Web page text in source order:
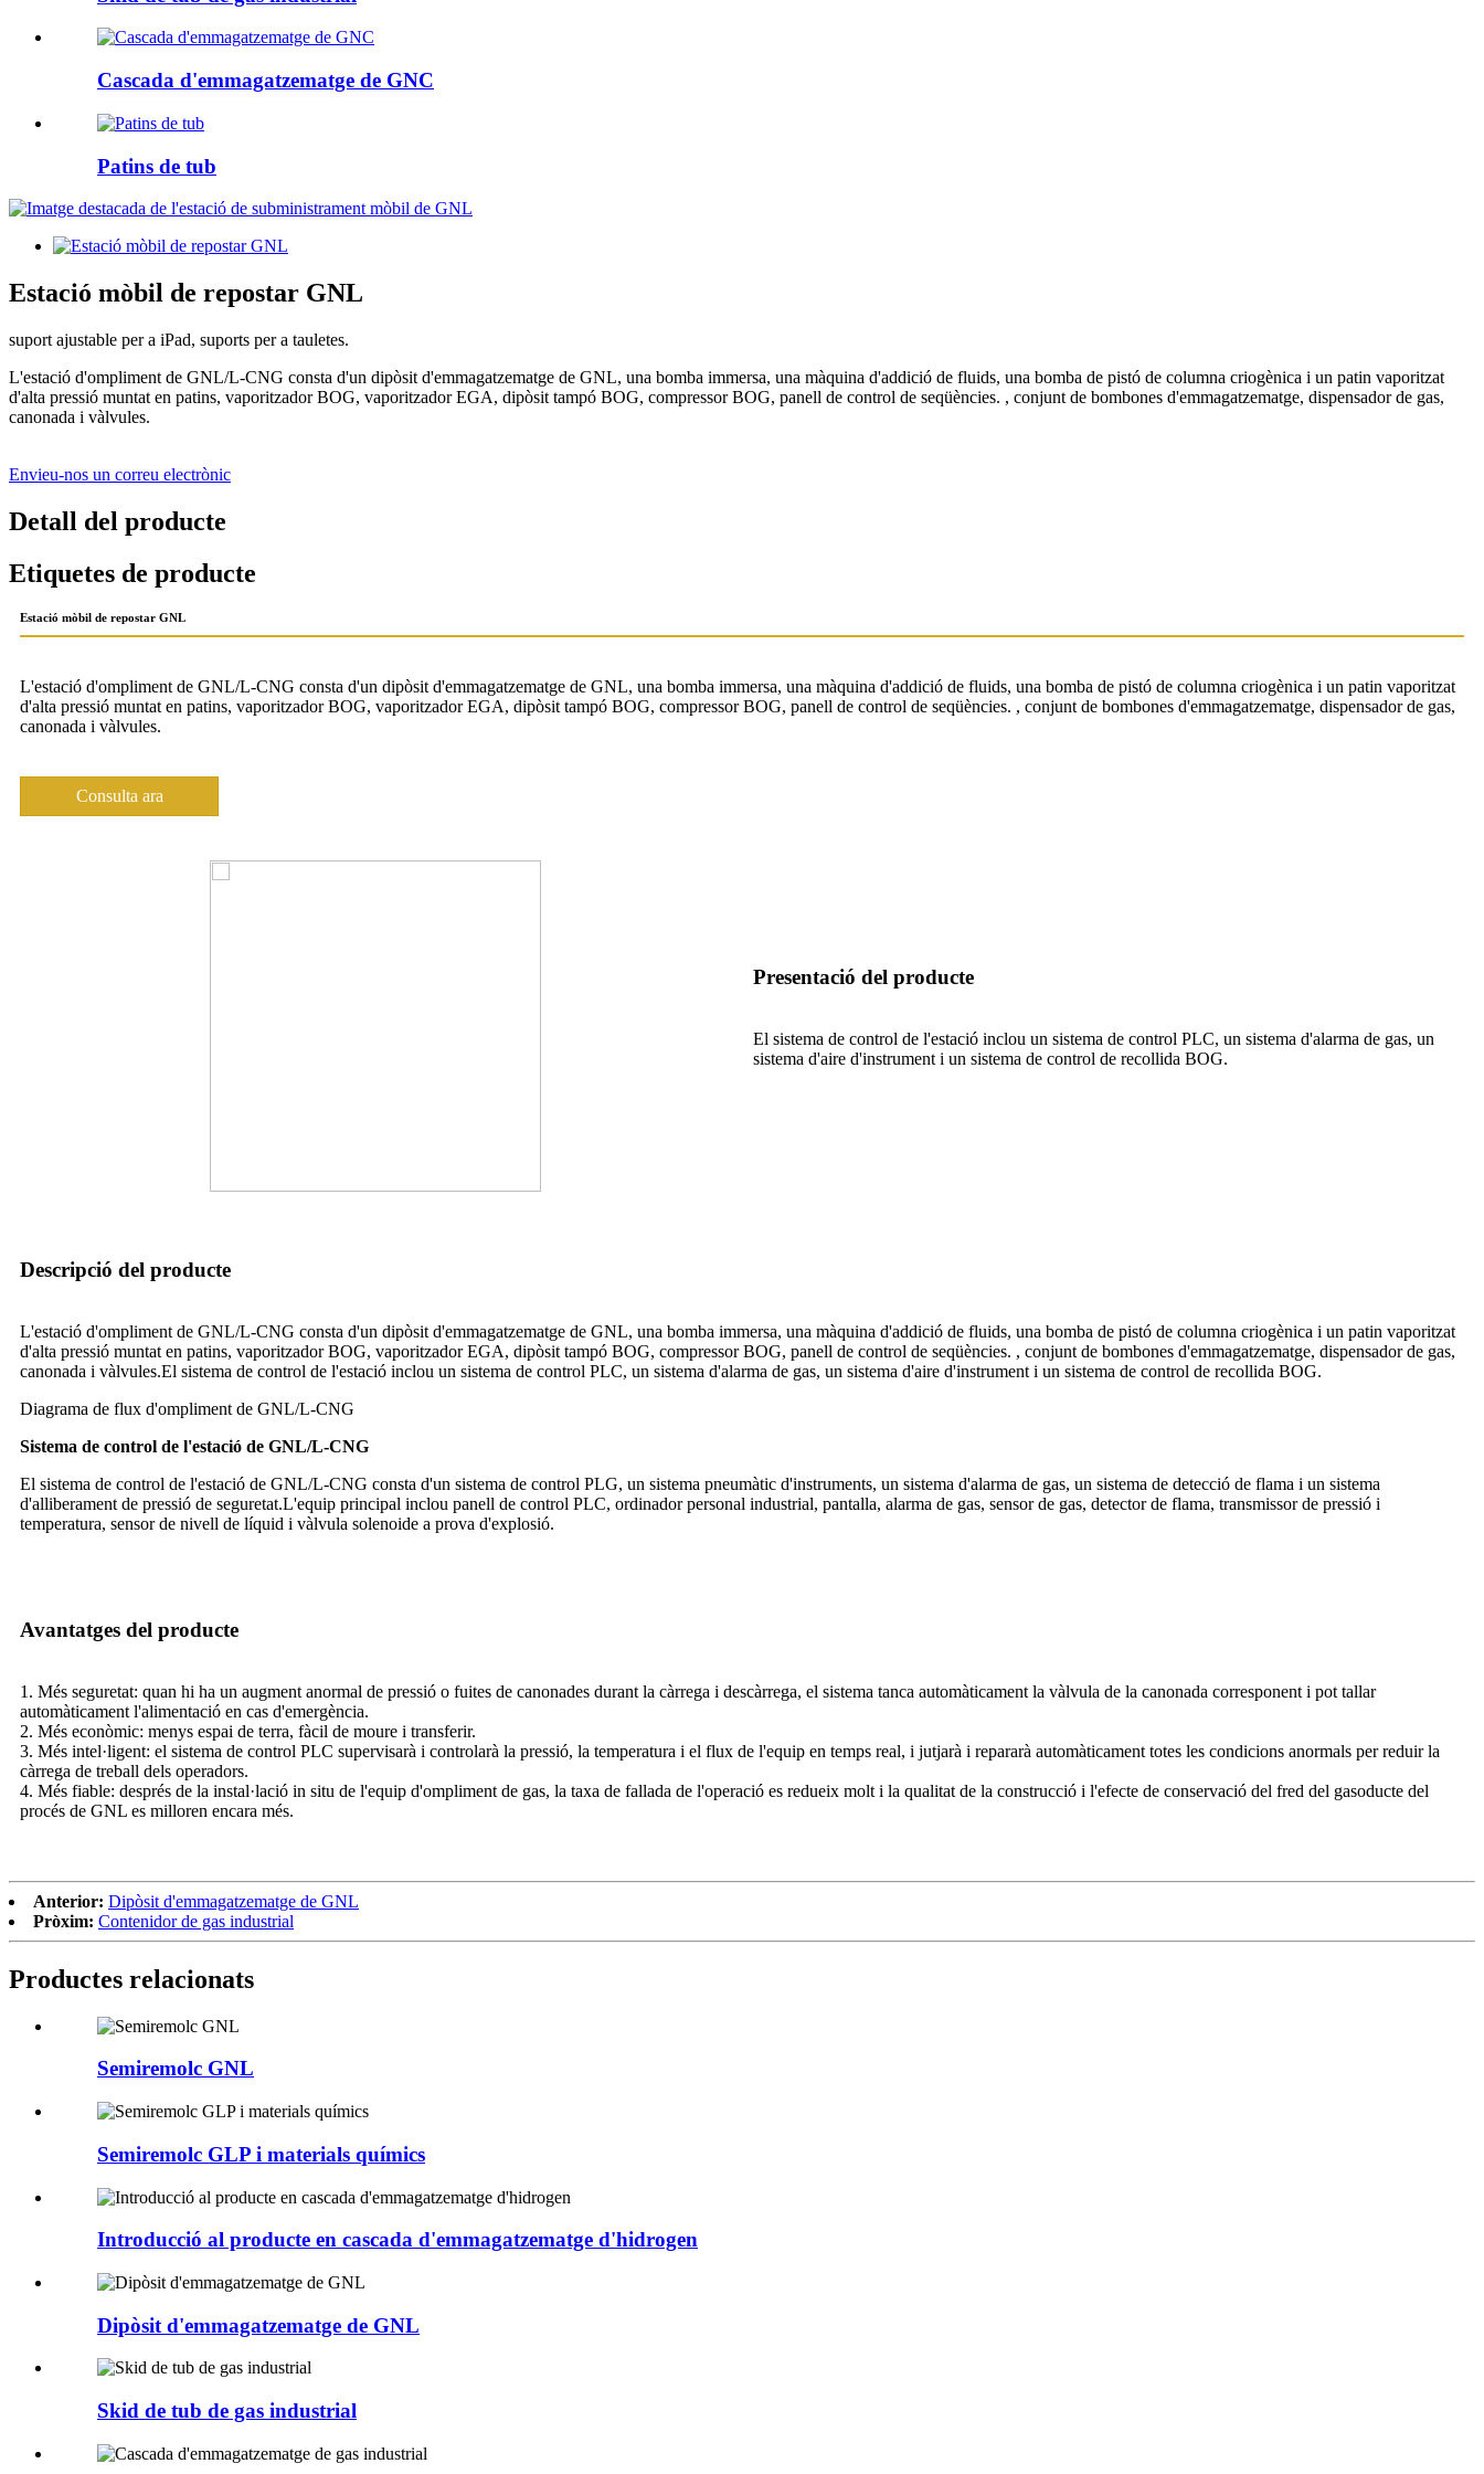
Cascada d'emmagatzematge de GNC
Patins de tub
Estació mòbil de repostar GNL
suport ajustable per a iPad, suports per a tauletes.
L'estació d'ompliment de GNL/L-CNG consta d'un dipòsit d'emmagatzematge de GNL, una bomba immersa, una màquina d'addició de fluids, una bomba de pistó de columna criogènica i un patin vaporitzat
d'alta pressió muntat en patins, vaporitzador BOG, vaporitzador EGA, dipòsit tampó BOG, compressor BOG, panell de control de seqüències. , conjunt de bombones d'emmagatzematge, dispensador de gas,
canonada i vàlvules.
Envieu-nos un correu electrònic
Detall del producte
Etiquetes de producte
Estació mòbil de repostar GNL
L'estació d'ompliment de GNL/L-CNG consta d'un dipòsit d'emmagatzematge de GNL, una bomba immersa, una màquina d'addició de fluids, una bomba de pistó de columna criogènica i un patin vaporitzat
d'alta pressió muntat en patins, vaporitzador BOG, vaporitzador EGA, dipòsit tampó BOG, compressor BOG, panell de control de seqüències. , conjunt de bombones d'emmagatzematge, dispensador de gas,
canonada i vàlvules.
Consulta ara
Presentació del producte
El sistema de control de l'estació inclou un sistema de control PLC, un sistema d'alarma de gas, un
sistema d'aire d'instrument i un sistema de control de recollida BOG.
Descripció del producte
L'estació d'ompliment de GNL/L-CNG consta d'un dipòsit d'emmagatzematge de GNL, una bomba immersa, una màquina d'addició de fluids, una bomba de pistó de columna criogènica i un patin vaporitzat
d'alta pressió muntat en patins, vaporitzador BOG, vaporitzador EGA, dipòsit tampó BOG, compressor BOG, panell de control de seqüències. , conjunt de bombones d'emmagatzematge, dispensador de gas,
canonada i vàlvules.El sistema de control de l'estació inclou un sistema de control PLC, un sistema d'alarma de gas, un sistema d'aire d'instrument i un sistema de control de recollida BOG.
Diagrama de flux d'ompliment de GNL/L-CNG
Sistema de control de l'estació de GNL/L-CNG
El sistema de control de l'estació de GNL/L-CNG consta d'un sistema de control PLG, un sistema pneumàtic d'instruments, un sistema d'alarma de gas, un sistema de detecció de flama i un sistema
d'alliberament de pressió de seguretat.L'equip principal inclou panell de control PLC, ordinador personal industrial, pantalla, alarma de gas, sensor de gas, detector de flama, transmissor de pressió i
temperatura, sensor de nivell de líquid i vàlvula solenoide a prova d'explosió.
Avantatges del producte
1. Més seguretat: quan hi ha un augment anormal de pressió o fuites de canonades durant la càrrega i descàrrega, el sistema tanca automàticament la vàlvula de la canonada corresponent i pot tallar
automàticament l'alimentació en cas d'emergència.
2. Més econòmic: menys espai de terra, fàcil de moure i transferir.
3. Més intel·ligent: el sistema de control PLC supervisarà i controlarà la pressió, la temperatura i el flux de l'equip en temps real, i jutjarà i repararà automàticament totes les condicions anormals per reduir la
càrrega de treball dels operadors.
4. Més fiable: després de la instal·lació in situ de l'equip d'ompliment de gas, la taxa de fallada de l'operació es redueix molt i la qualitat de la construcció i l'efecte de conservació del fred del gasoducte del
procés de GNL es milloren encara més.
Anterior: Dipòsit d'emmagatzematge de GNL
Pròxim: Contenidor de gas industrial
Productes relacionats
Semiremolc GNL
Semiremolc GLP i materials químics
Introducció al producte en cascada d'emmagatzematge d'hidrogen
Dipòsit d'emmagatzematge de GNL
Skid de tub de gas industrial